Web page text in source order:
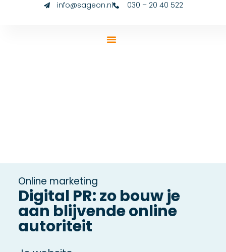
info@sageon.nl 030 – 20 40 522
Online marketing
Digital PR: zo bouw je
aan blijvende online
autoriteit